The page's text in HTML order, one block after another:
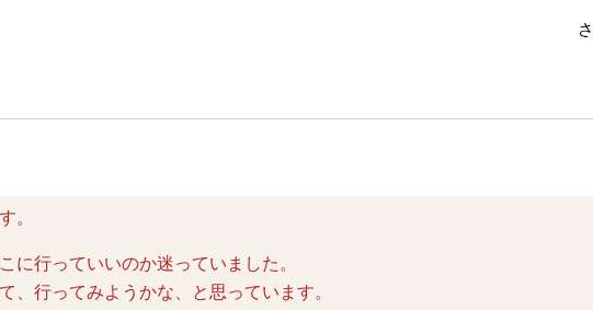
。
に行っていいのか迷っていました。
、行ってみようかな、と思っています。